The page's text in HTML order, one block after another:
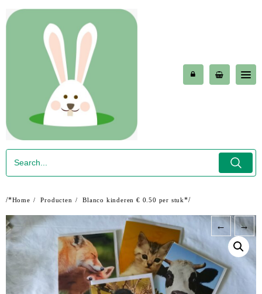
/*Home Producten Blanco kinderen € 0.50 per stuk*/
← →